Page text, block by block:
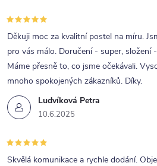
Ludvíková Petra
10.6.2025
Děkuji moc za kvalitní postel na míru.
pro vás málo. Doručení - super, složení
Máme přesně to, co jsme očekávali.
mnoho spokojených zákazníků. Díky.
Skvělá komunikace a rychle dodání.